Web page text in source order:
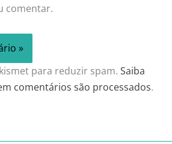
comentar.
para reduzir spam. Saiba
comentários são processados.